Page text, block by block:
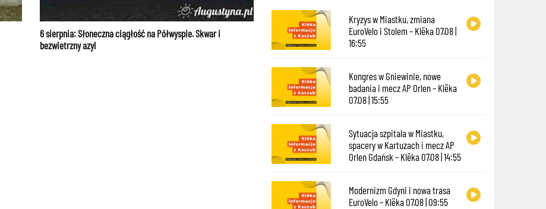
6 sierpnia: Słoneczna ciągłość na Półwyspie. Skwar i
bezwietrzny azyl
Kryzys w Miastku, zmiana
EuroVelo i Stolem – Klëka 07.08 |
16:55
Kongres w Gniewinie, nowe
badania i mecz AP Orlen – Klëka
07.08 | 15:55
Sytuacja szpitala w Miastku,
spacery w Kartuzach i mecz AP
Orlen Gdańsk – Klëka 07.08 | 14:55
Modernizm Gdyni i nowa trasa
EuroVelo – Klëka 07.08 | 09:55